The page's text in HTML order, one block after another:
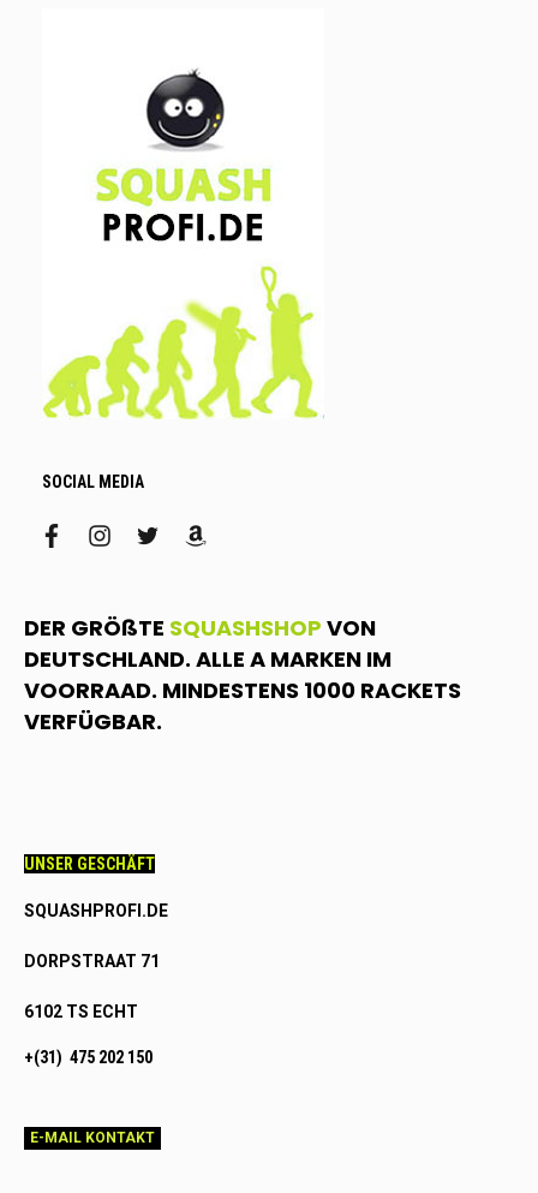
SOCIAL MEDIA
facebookinstagram
twitteramazon
DER GRÖßTE SQUASHSHOP VON
DEUTSCHLAND. ALLE A MARKEN IM
VOORRAAD. MINDESTENS 1000 RACKETS
VERFÜGBAR.
UNSER GESCHÄFT
SQUASHPROFI.DE
DORPSTRAAT 71
6102 TS ECHT
+(31) 475 202 150
E-MAIL KONTAKT